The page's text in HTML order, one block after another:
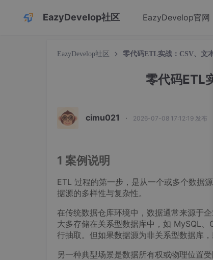
EazyDevelop社区 EazyDevelop官网
EazyDevelop社区 零代码ETL实战：CSV、文
零代码ETL
cimu021 · 2026-07-08 17:12:19 发布
1 案例说明
ETL 过程的第一步，是从一个或多个数据
据源的多样性与复杂性。
在传统数据仓库环境中，数据通常来源于
大多存储在关系型数据库中，如 MySQL
行抽取。但如果数据源为非关系型数据库
另一种典型场景是数据所有权或物理位置